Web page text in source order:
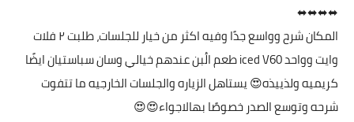
⬌⬌⬌⬌
المكان شرح وواسع جدًا وفيه اكثر من خيار للجلسات، طلبت ٢ فلات
وايت وواحد iced V60 طعم الُبن عندهم خيالي وسان سباستيان ايضًا
كريميه ولذييذه😍 يستاهل الزياره والجلسات الخارجيه ما تتفوت
شرحه وتوسع الصدر خصوصًا بهالاجواء😍😍